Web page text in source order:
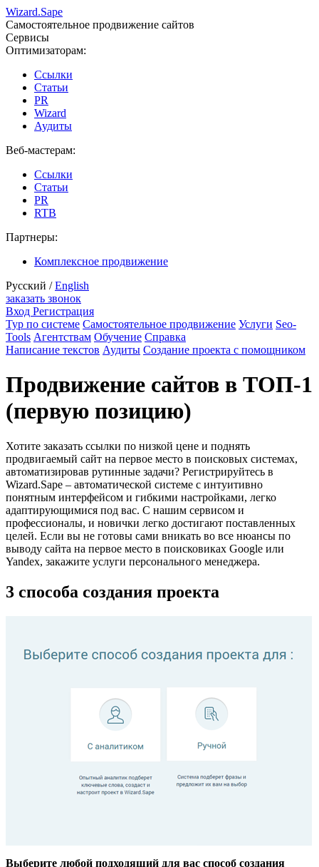
Wizard.Sape
Самостоятельное продвижение сайтов
Сервисы
Оптимизаторам:
Ссылки
Статьи
PR
Wizard
Аудиты
Веб-мастерам:
Ссылки
Статьи
PR
RTB
Партнеры:
Комплексное продвижение
Русский /English
заказать звонок
Вход Регистрация
Тур по системе Самостоятельное продвижение Услуги Seo-
Tools Агентствам Обучение Справка
Написание текстов Аудиты Создание проекта с помощником
Продвижение сайтов в ТОП-1
(первую позицию)
Хотите заказать ссылки по низкой цене и поднять
продвигаемый сайт на первое место в поисковых системах,
автоматизировав рутинные задачи? Регистрируйтесь в
Wizard.Sape – автоматической системе с интуитивно
понятным интерфейсом и гибкими настройками, легко
адаптирующимися под вас. С нашим сервисом и
профессионалы, и новички легко достигают поставленных
целей. Если вы не готовы сами вникать во все нюансы по
выводу сайта на первое место в поисковиках Google или
Yandex, закажите услуги персонального менеджера.
3 способа создания проекта
Выберите любой подходящий для вас способ создания